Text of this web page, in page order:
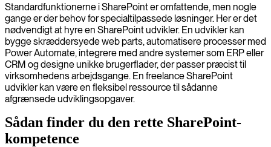
Standardfunktionerne i SharePoint er omfattende, men nogle
gange er der behov for specialtilpassede løsninger. Her er det
nødvendigt at hyre en SharePoint udvikler. En udvikler kan
bygge skræddersyede web parts, automatisere processer med
Power Automate, integrere med andre systemer som ERP eller
CRM og designe unikke brugerflader, der passer præcist til
virksomhedens arbejdsgange. En freelance SharePoint
udvikler kan være en fleksibel ressource til sådanne
afgrænsede udviklingsopgaver.
Sådan finder du den rette SharePoint-
kompetence